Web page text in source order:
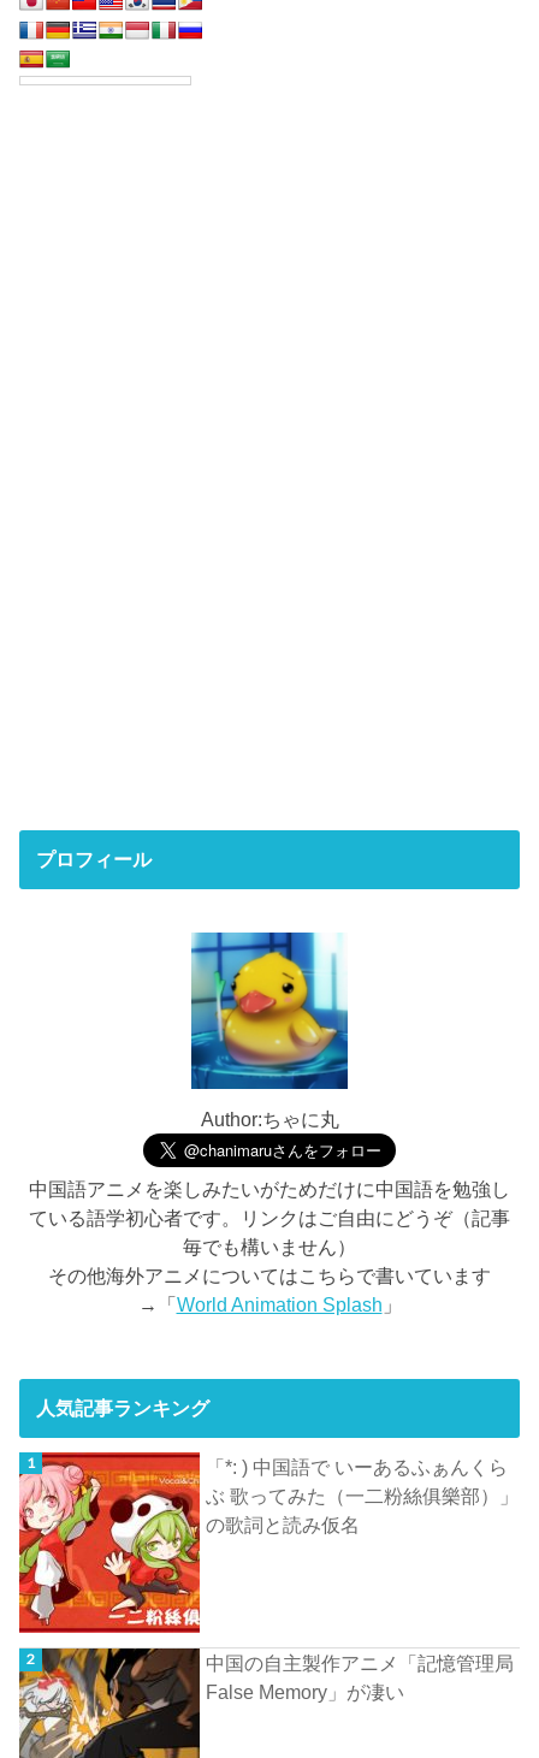
プロフィール
Author:ちゃに丸
中国語アニメを楽しみたいがためだけに中国語を勉強し
ている語学初心者です。リンクはご自由にどうぞ（記事
毎でも構いません）
その他海外アニメについてはこちらで書いています
→「 World Animation Splash 」
人気記事ランキング
「*: ) 中国語で いーあるふぁんくら
ぶ 歌ってみた（一二粉絲俱樂部）」
の歌詞と読み仮名
中国の自主製作アニメ「記憶管理局
False Memory」が凄い